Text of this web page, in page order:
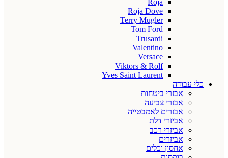
Roja
Roja Dove
Terry Mugler
Tom Ford
Trusardi
Valentino
Versace
Viktors & Rolf
Yves Saint Laurent
כלי עבודה
אבזרי ביטחות
אבזרי צביעה
אבזרים לאמבטייה
אביזרי דלת
אביזרי רכב
אביזרים
אחסון וכלים